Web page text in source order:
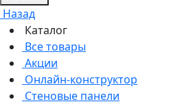
Назад
Каталог
Все товары
Акции
Онлайн-конструктор
Стеновые панели